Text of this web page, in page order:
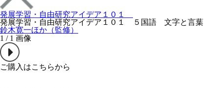
発展学習・自由研究アイデア１０１
発展学習・自由研究アイデア１０１ ５国語 文字と言葉
鈴木寛一ほか（監修）
1 / 1 画像
ご購入はこちらから